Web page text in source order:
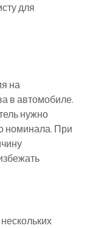
для
на
в автомобиле.
нужно
номинала. При